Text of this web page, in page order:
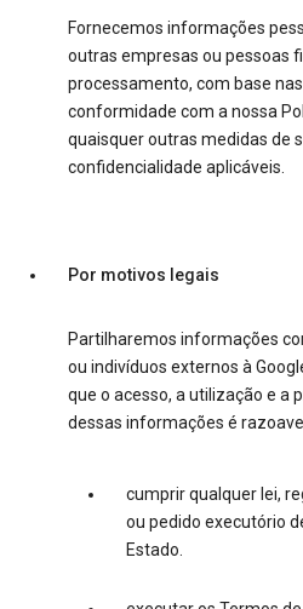
Fornecemos informações
outras empresas ou pessoas
processamento, com base
conformidade com a nossa
quaisquer outras medidas de
confidencialidade aplicáveis.
Por motivos legais
Partilharemos informações
ou indivíduos externos à
que o acesso, a utilização e a
dessas informações é
cumprir qualquer lei,
ou pedido executório
Estado.